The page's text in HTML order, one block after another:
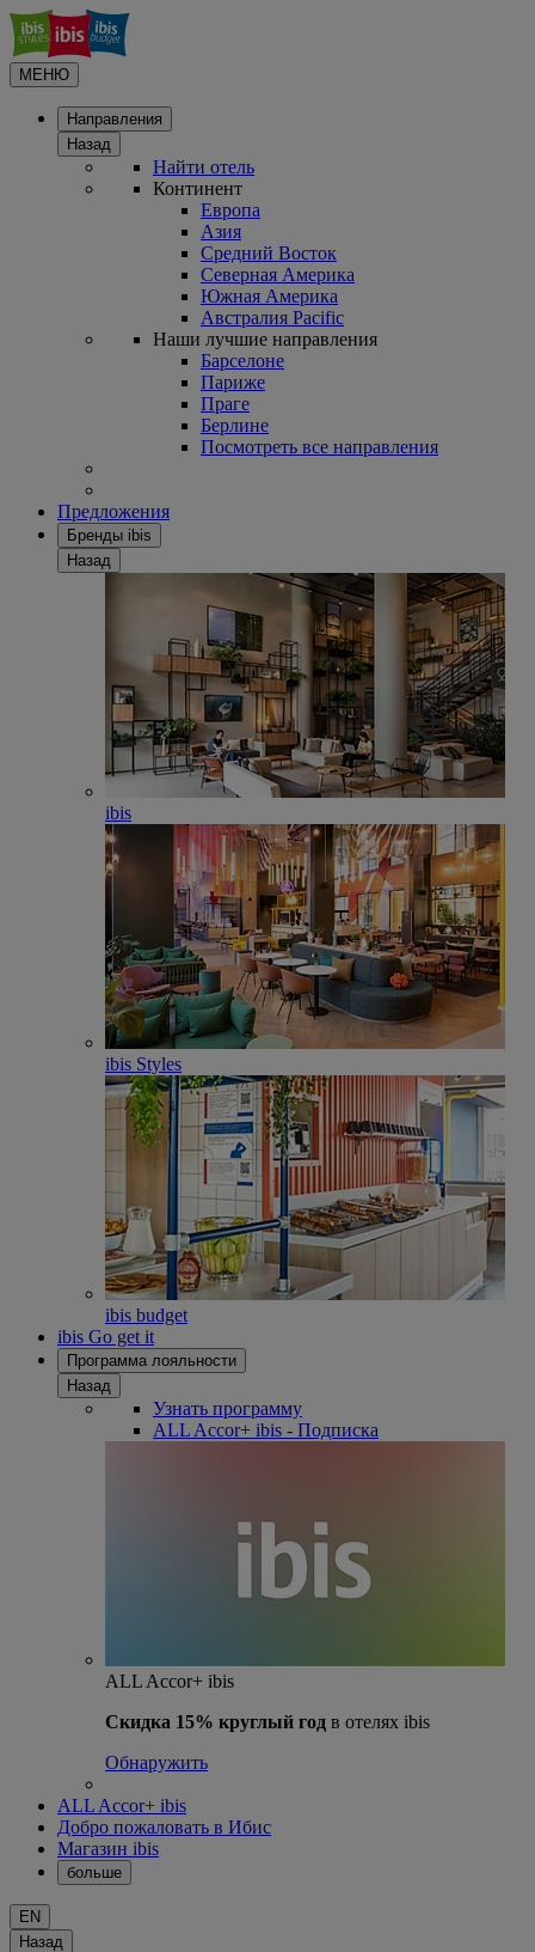
МЕНЮ
Направления
Назад
Найти отель
Континент
Европа
Азия
Средний Восток
Северная Америка
Южная Америка
Австралия Pacific
Наши лучшие направления
Барселоне
Париже
Праге
Берлине
Посмотреть все направления
Предложения
Бренды ibis
Назад
ibis
ibis Styles
ibis budget
ibis Go get it
Программа лояльности
Назад
Узнать программу
ALL Accor+ ibis - Подписка
ALL Accor+ ibis
Скидка 15% круглый год в отелях ibis
Обнаружить
ALL Accor+ ibis
Добро пожаловать в Ибис
Магазин ibis
больше
EN
Назад